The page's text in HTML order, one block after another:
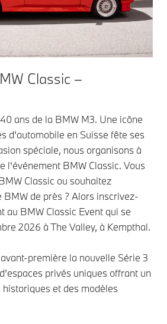
Classic –
ans de la BMW M3. Une icône
d'automobile en Suisse fête ses
spéciale, nous organisons à
l'événement BMW Classic. Vous
Classic ou souhaitez
de près ? Alors inscrivez-
au BMW Classic Event qui se
2026 à The Valley, à Kempthal.
première la nouvelle Série 3
privés uniques offrant un
historiques et des modèles